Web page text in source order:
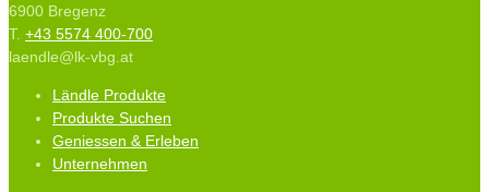
6900 Bregenz
T. +43 5574 400-700
laendle@lk-vbg.at
Ländle Produkte
Produkte Suchen
Geniessen & Erleben
Unternehmen